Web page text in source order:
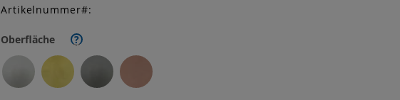
Oberfläche ?
Artikelnummer